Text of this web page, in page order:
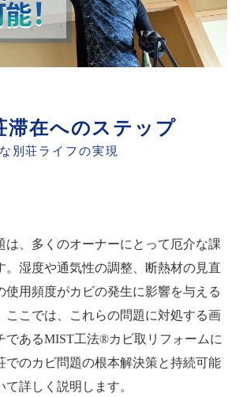
滞在へのステップ
別荘ライフの実現
は、多くのオーナーにとって厄介な課
。湿度や通気性の調整、断熱材の見直
使用頻度がカビの発生に影響を与える
ここでは、これらの問題に対処する画
であるMIST工法®カビ取リフォームに
でのカビ問題の根本解決策と持続可能
詳しく説明します。